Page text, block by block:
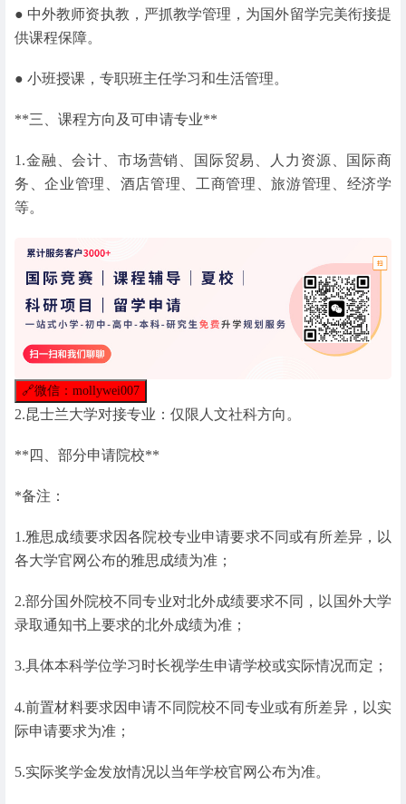
● 中外教师资执教，严抓教学管理，为国外留学完美衔接提
供课程保障。
● 小班授课，专职班主任学习和生活管理。
**三、课程方向及可申请专业**
1.金融、会计、市场营销、国际贸易、人力资源、国际商
务、企业管理、酒店管理、工商管理、旅游管理、经济学
等。
🔗微信：mollywei007
2.昆士兰大学对接专业：仅限人文社科方向。
**四、部分申请院校**
*备注：
1.雅思成绩要求因各院校专业申请要求不同或有所差异，以
各大学官网公布的雅思成绩为准；
2.部分国外院校不同专业对北外成绩要求不同，以国外大学
录取通知书上要求的北外成绩为准；
3.具体本科学位学习时长视学生申请学校或实际情况而定；
4.前置材料要求因申请不同院校不同专业或有所差异，以实
际申请要求为准；
5.实际奖学金发放情况以当年学校官网公布为准。